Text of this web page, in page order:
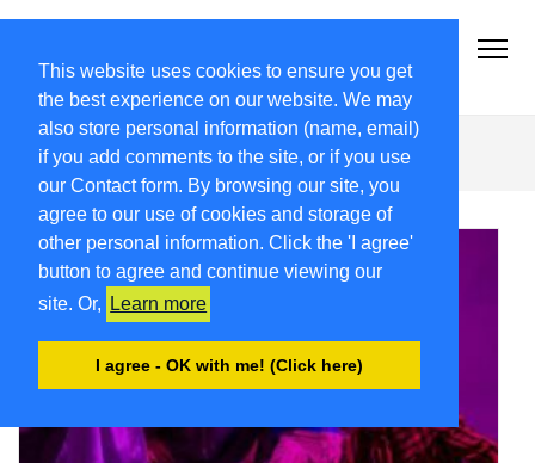
This website uses cookies to ensure you get
the best experience on our website. We may
also store personal information (name, email)
if you add comments to the site, or if you use
our Contact form. By browsing our site, you
agree to our use of cookies and storage of
other personal information. Click the 'I agree'
button to agree and continue viewing our
site. Or,
Learn more
I agree - OK with me! (Click here)
#Cultura #Turismo #Eventi #Territorio-FVG
Roberto Corciulo